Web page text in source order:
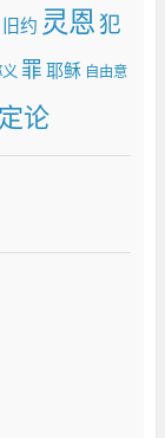
旧约 灵恩犯
罪 耶稣 自由意
论